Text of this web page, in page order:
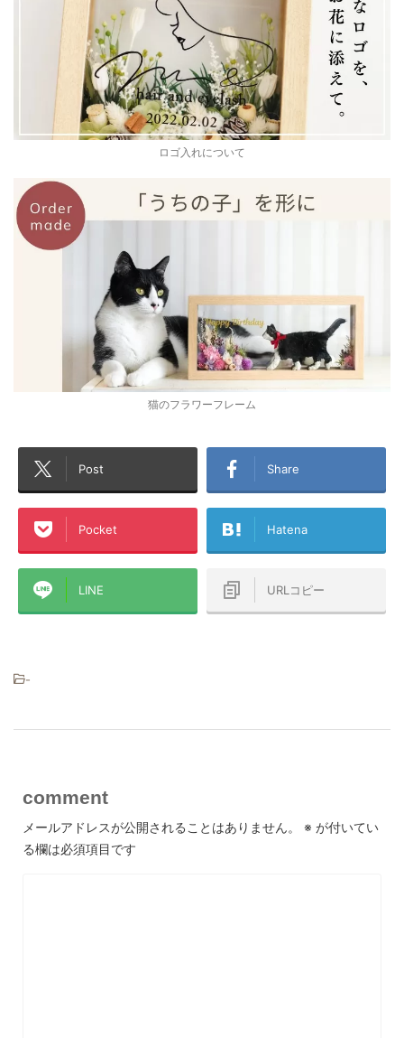
ロゴ入れについて
猫のフラワーフレーム
Post Share
Pocket Hatena
LINE URLコピー
-
comment
メールアドレスが公開されることはありません。 ※ が付いてい
る欄は必須項目です